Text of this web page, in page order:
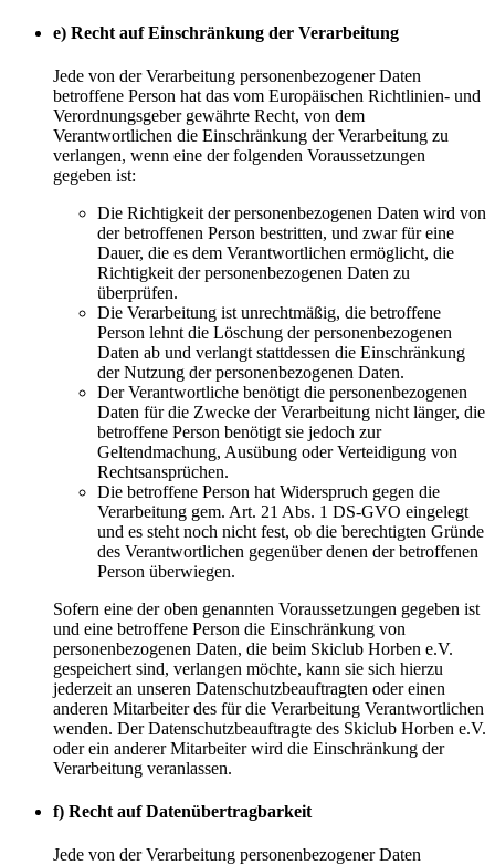
e) Recht auf Einschränkung der Verarbeitung
Jede von der Verarbeitung personenbezogener Daten
betroffene Person hat das vom Europäischen Richtlinien- und
Verordnungsgeber gewährte Recht, von dem
Verantwortlichen die Einschränkung der Verarbeitung zu
verlangen, wenn eine der folgenden Voraussetzungen
gegeben ist:
Die Richtigkeit der personenbezogenen Daten wird von
der betroffenen Person bestritten, und zwar für eine
Dauer, die es dem Verantwortlichen ermöglicht, die
Richtigkeit der personenbezogenen Daten zu
überprüfen.
Die Verarbeitung ist unrechtmäßig, die betroffene
Person lehnt die Löschung der personenbezogenen
Daten ab und verlangt stattdessen die Einschränkung
der Nutzung der personenbezogenen Daten.
Der Verantwortliche benötigt die personenbezogenen
Daten für die Zwecke der Verarbeitung nicht länger, die
betroffene Person benötigt sie jedoch zur
Geltendmachung, Ausübung oder Verteidigung von
Rechtsansprüchen.
Die betroffene Person hat Widerspruch gegen die
Verarbeitung gem. Art. 21 Abs. 1 DS-GVO eingelegt
und es steht noch nicht fest, ob die berechtigten Gründe
des Verantwortlichen gegenüber denen der betroffenen
Person überwiegen.
Sofern eine der oben genannten Voraussetzungen gegeben ist
und eine betroffene Person die Einschränkung von
personenbezogenen Daten, die beim Skiclub Horben e.V.
gespeichert sind, verlangen möchte, kann sie sich hierzu
jederzeit an unseren Datenschutzbeauftragten oder einen
anderen Mitarbeiter des für die Verarbeitung Verantwortlichen
wenden. Der Datenschutzbeauftragte des Skiclub Horben e.V.
oder ein anderer Mitarbeiter wird die Einschränkung der
Verarbeitung veranlassen.
f) Recht auf Datenübertragbarkeit
Jede von der Verarbeitung personenbezogener Daten